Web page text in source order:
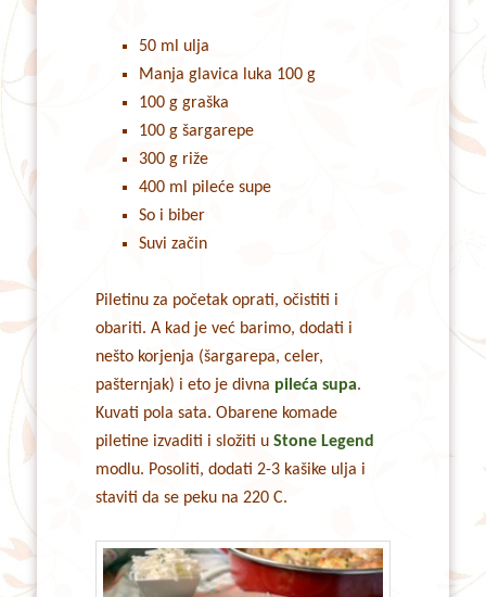
50 ml ulja
Manja glavica luka 100 g
100 g graška
100 g šargarepe
300 g riže
400 ml pileće supe
So i biber
Suvi začin
Piletinu za početak oprati, očistiti i
obariti. A kad je već barimo, dodati i
nešto korjenja (šargarepa, celer,
pašternjak) i eto je divna pileća supa.
Kuvati pola sata. Obarene komade
piletine izvaditi i složiti u Stone Legend
modlu. Posoliti, dodati 2-3 kašike ulja i
staviti da se peku na 220 C.